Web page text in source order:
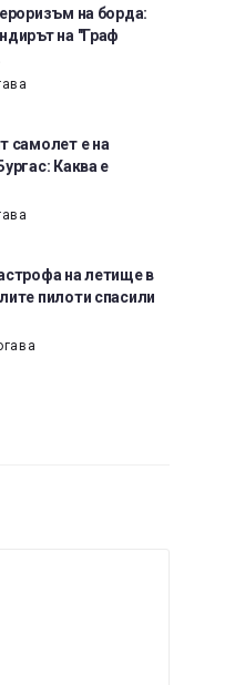
на борда:
на "Граф
самолет е на
Каква е
на летище в
пилоти спасили